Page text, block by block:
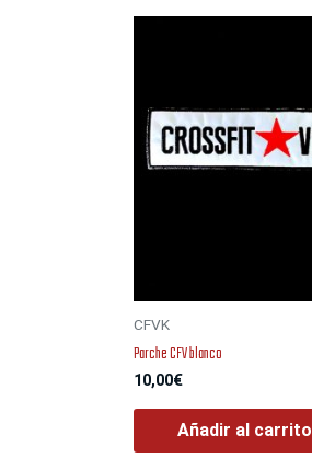
CFVK
Parche CFV blanco
10,00€
Añadir al carrito